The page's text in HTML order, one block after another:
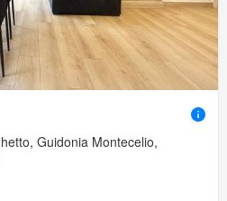
Guidonia Montecelio,